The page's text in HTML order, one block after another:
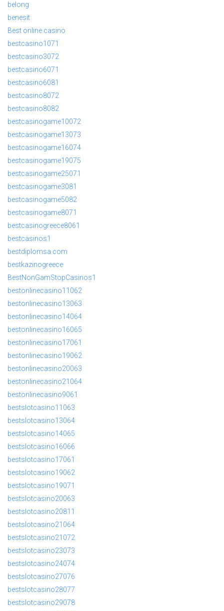
belong
benesit
Best online casino
bestcasino1071
bestcasino3072
bestcasino6071
bestcasino6081
bestcasino8072
bestcasino8082
bestcasinogame10072
bestcasinogame13073
bestcasinogame16074
bestcasinogame19075
bestcasinogame25071
bestcasinogame3081
bestcasinogame5082
bestcasinogame8071
bestcasinogreece8061
bestcasinos1
bestdiplomsa.com
bestkazinogreece
BestNonGamStopCasinos1
bestonlinecasino11062
bestonlinecasino13063
bestonlinecasino14064
bestonlinecasino16065
bestonlinecasino17061
bestonlinecasino19062
bestonlinecasino20063
bestonlinecasino21064
bestonlinecasino9061
bestslotcasino11063
bestslotcasino13064
bestslotcasino14065
bestslotcasino16066
bestslotcasino17061
bestslotcasino19062
bestslotcasino19071
bestslotcasino20063
bestslotcasino20811
bestslotcasino21064
bestslotcasino21072
bestslotcasino23073
bestslotcasino24074
bestslotcasino27076
bestslotcasino28077
bestslotcasino29078